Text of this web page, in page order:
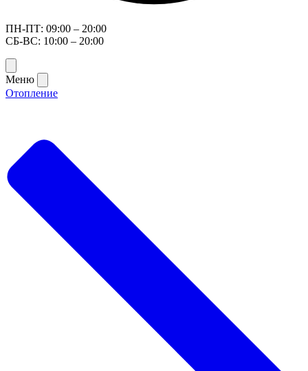
ПН-ПТ: 09:00 – 20:00
СБ-ВС: 10:00 – 20:00
Меню
Отопление